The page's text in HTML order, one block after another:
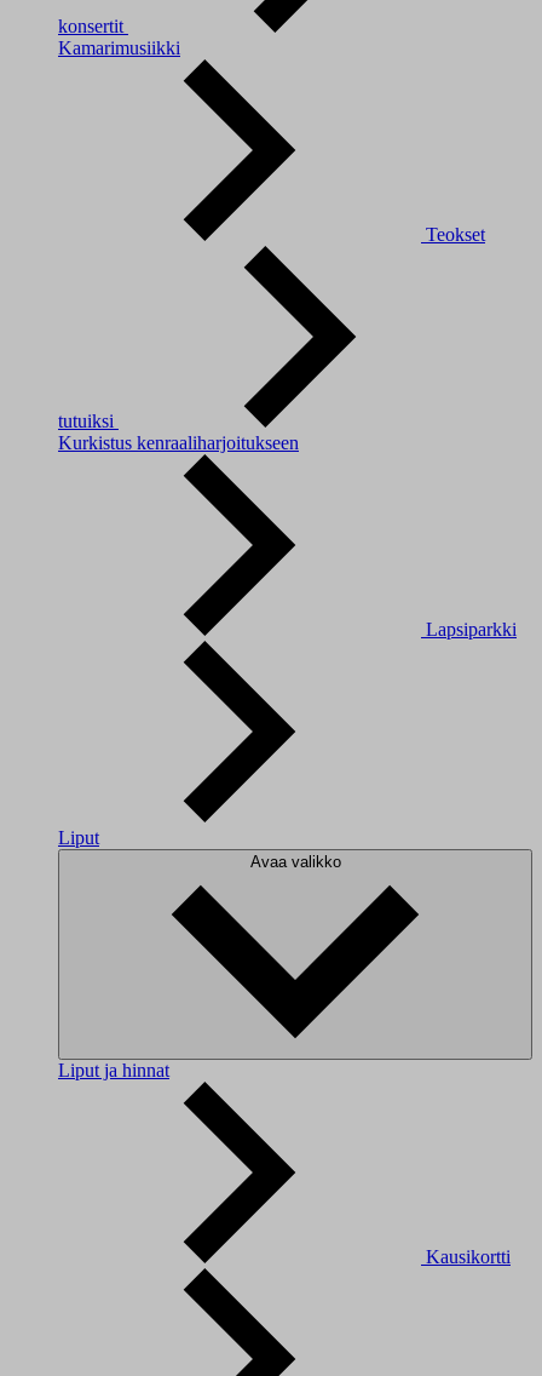
konsertit
Kamarimusiikki
Teokset
tutuiksi
Kurkistus kenraaliharjoitukseen
Lapsiparkki
Liput
Avaa valikko
Liput ja hinnat
Kausikortti